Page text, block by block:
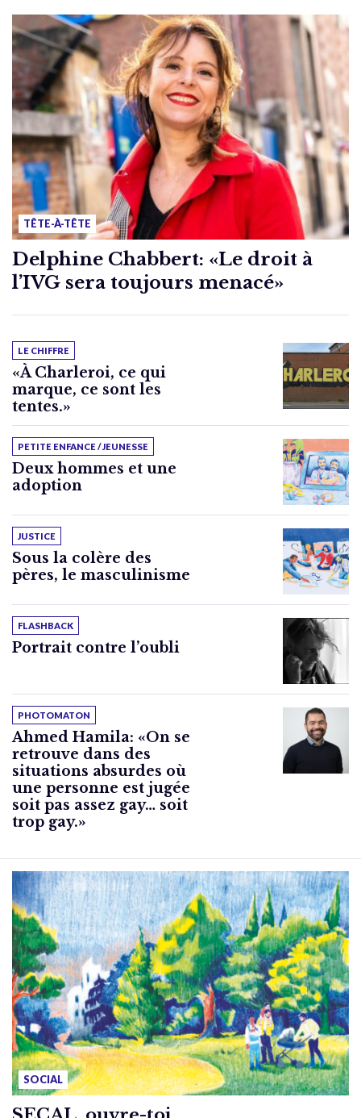
TÊTE-À-TÊTE
Delphine Chabbert: «Le droit à
l’IVG sera toujours menacé»
LE CHIFFRE
«À Charleroi, ce qui
marque, ce sont les
tentes.»
PETITE ENFANCE / JEUNESSE
Deux hommes et une
adoption
JUSTICE
Sous la colère des
pères, le masculinisme
FLASHBACK
Portrait contre l’oubli
PHOTOMATON
Ahmed Hamila: «On se
retrouve dans des
situations absurdes où
une personne est jugée
soit pas assez gay… soit
trop gay.»
SOCIAL